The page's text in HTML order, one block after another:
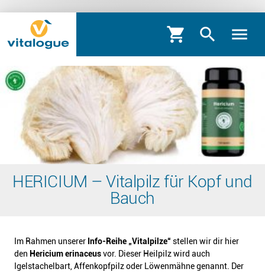
shopping_cart search menu
HERICIUM – Vitalpilz für Kopf und
Bauch
Im Rahmen unserer Info-Reihe „Vitalpilze“ stellen wir dir hier
den Hericium erinaceusvor. Dieser Heilpilz wird auch
Igelstachelbart, Affenkopfpilz oder Löwenmähne genannt. Der